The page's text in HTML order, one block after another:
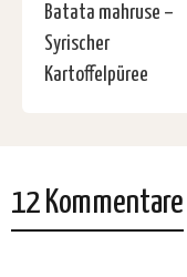
Batata mahruse –
Syrischer
Kartoffelpüree
12 Kommentare